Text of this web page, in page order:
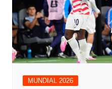
MUNDIAL 2026